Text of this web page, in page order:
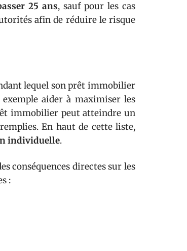
25 ans, sauf pour les cas
afin de réduire le risque
lequel son prêt immobilier
aider à maximiser les
immobilier peut atteindre un
En haut de cette liste,
individuelle.
conséquences directes sur les
: